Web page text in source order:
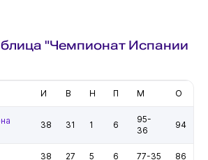
"Чемпионат Испании
И В Н П М О
38 31 1 6
95-
36
94
38 27 5 6 77-35 86